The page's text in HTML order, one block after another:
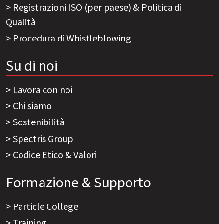
Registrazioni ISO (per paese) & Politica di
Qualità
Procedura di Whistleblowing
Su di noi
Lavora con noi
Chi siamo
Sostenibilità
Spectris Group
Codice Etico & Valori
Formazione & Supporto
Particle College